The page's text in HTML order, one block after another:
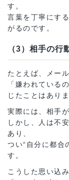
す。
言葉を丁寧にす
がるのです。
（3）相手の行
たとえば、メー
「嫌われている
じたことはあり
実際には、相手
しかし、人は不
あり、
つい“自分に都合
す。
こうした思い込